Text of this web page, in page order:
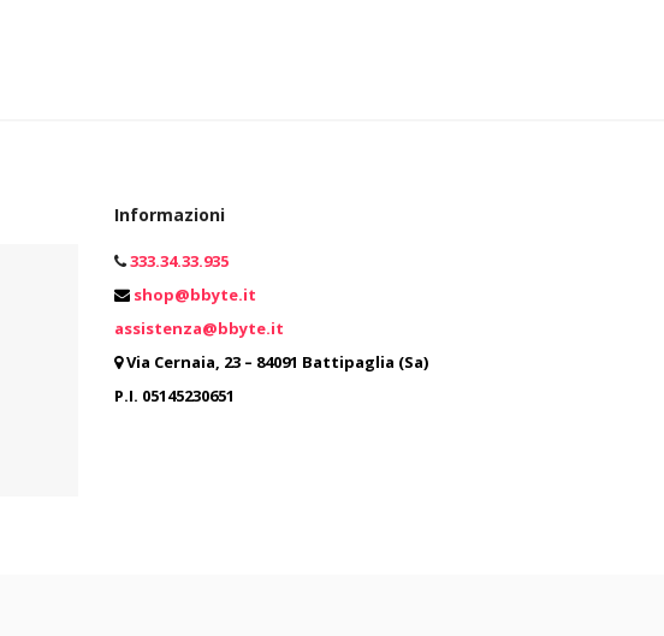
Informazioni
333.34.33.935
shop@bbyte.it
assistenza@bbyte.it
Via Cernaia, 23 – 84091 Battipaglia (Sa)
P.I. 05145230651